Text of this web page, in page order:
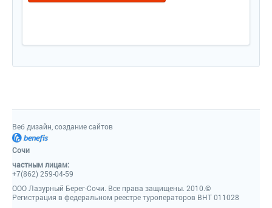
Веб дизайн, создание сайтов
Сочи
частным лицам:
+7(862) 259-04-59
ООО Лазурный Берег-Сочи. Все права защищены. 2010.©
Регистрация в федеральном реестре туроператоров ВНТ 011028